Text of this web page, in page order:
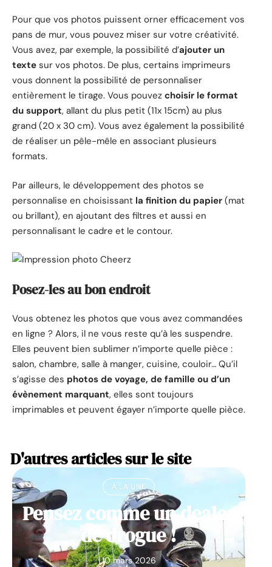
Pour que vos photos puissent orner efficacement vos
pans de mur, vous pouvez miser sur votre créativité.
Vous avez, par exemple, la possibilité d’ajouter un
texte sur vos photos. De plus, certains imprimeurs
vous donnent la possibilité de personnaliser
entièrement le tirage. Vous pouvez choisir le format
du support, allant du plus petit (11x 15cm) au plus
grand (20 x 30 cm). Vous avez également la possibilité
de réaliser un pêle-mêle en associant plusieurs
formats.
Par ailleurs, le développement des photos se
personnalise en choisissant la finition du papier (mat
ou brillant), en ajoutant des filtres et aussi en
personnalisant le cadre et le contour.
Posez-les au bon endroit
Vous obtenez les photos que vous avez commandées
en ligne ? Alors, il ne vous reste qu’à les suspendre.
Elles peuvent bien sublimer n’importe quelle pièce :
salon, chambre, salle à manger, cuisine, couloir… Qu’il
s’agisse des photos de voyage, de famille ou d’un
évènement marquant, elles sont toujours
imprimables et peuvent égayer n’importe quelle pièce.
D'autres articles sur le site
À LA UNE
Pensez comme un dealer
de drogue !
10 mars 2026